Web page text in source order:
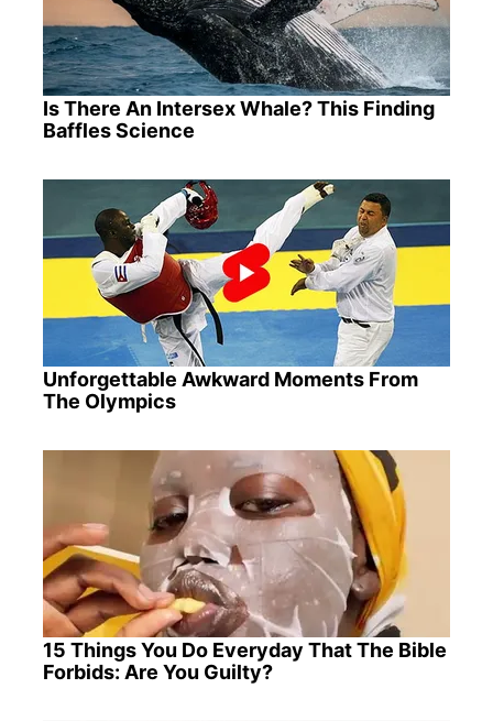
Is There An Intersex Whale? This Finding
Baffles Science
Unforgettable Awkward Moments From
The Olympics
15 Things You Do Everyday That The Bible
Forbids: Are You Guilty?